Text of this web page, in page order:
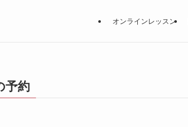
オンラインレッスン
予約